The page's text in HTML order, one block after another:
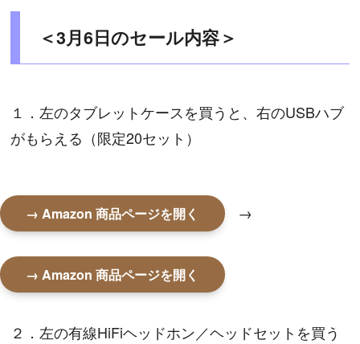
＜3月6日のセール内容＞
１．左のタブレットケースを買うと、右のUSBハブ
がもらえる（限定20セット）
→ Amazon 商品ページを開く →
→ Amazon 商品ページを開く
２．左の有線HiFiヘッドホン／ヘッドセットを買う